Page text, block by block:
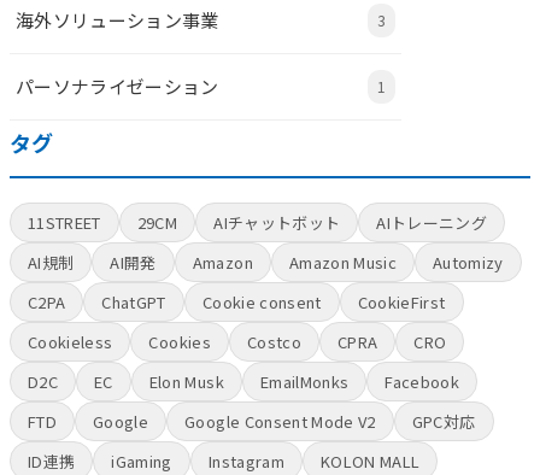
海外ソリューション事業 3
パーソナライゼーション 1
タグ
11STREET 29CM AIチャットボット
AIトレーニング
AI規制
AI開発 Amazon Amazon Music
Automizy
C2PA
ChatGPT Cookie consent
CookieFirst
Cookieless
Cookies Costco CPRA
CRO
D2C
EC Elon Musk EmailMonks
Facebook
FTD
Google Google Consent Mode V2
GPC対応
ID連携
iGaming Instagram
KOLON MALL